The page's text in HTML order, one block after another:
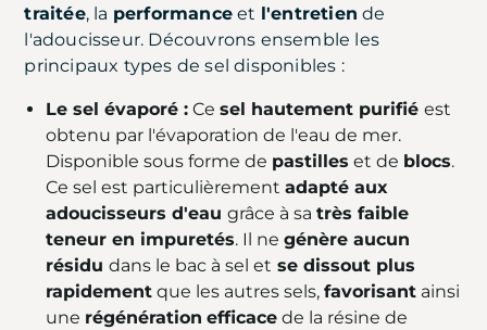
traitée, la performance et l'entretien de
l'adoucisseur. Découvrons ensemble les
principaux types de sel disponibles :
Le sel évaporé : Cesel hautement purifiéest
obtenu par l'évaporation de l'eau de mer.
Disponible sous forme de pastilles et de blocs.
Ce sel est particulièrementadapté aux
adoucisseurs d'eaugrâce à satrès faible
teneur en impuretés. Il negénère aucun
résidudans le bac à sel et se dissout plus
rapidement que les autres sels,favorisant ainsi
une régénération efficace de la résine de